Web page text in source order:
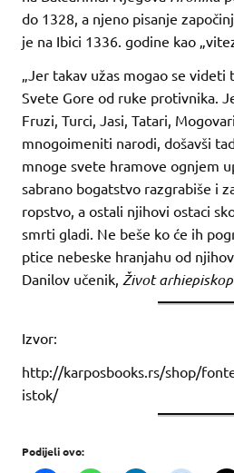
do 1328, a njeno pisanje
je na Ibici 1336. godine kao
„Jer takav užas mogao se
Svete Gore od ruke protivnika.
Fruzi, Turci, Jasi, Tatari,
mnogoimeniti narodi, došavši
mnoge svete hramove ognjem
sabrano bogatstvo razgrabiše i
ropstvo, a ostali njihovi ostaci
smrti gladi. Ne beše ko će ih
ptice nebeske hranjahu od
Danilov učenik, Život
Izvor:
http://karposbooks.rs/shop/
istok/
Podijeli ovo: